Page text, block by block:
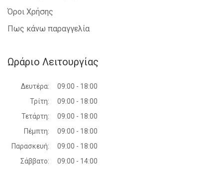
Όροι Χρήσης
Πως κάνω παραγγελία
Ωράριο Λειτουργίας
Δευτέρα:
09:00 - 18:00
Τρίτη:
09:00 - 18:00
Τετάρτη:
09:00 - 18:00
Πέμπτη:
09:00 - 18:00
Παρασκευή:
09:00 - 18:00
Σάββατο:
09:00 - 14:00